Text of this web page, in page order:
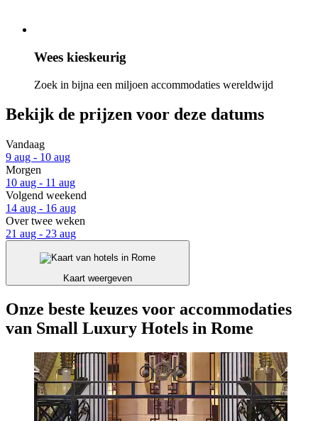
Wees kieskeurig
Zoek in bijna een miljoen accommodaties wereldwijd
Bekijk de prijzen voor deze datums
Vandaag
9 aug - 10 aug
Morgen
10 aug - 11 aug
Volgend weekend
14 aug - 16 aug
Over twee weken
21 aug - 23 aug
Kaart weergeven
Onze beste keuzes voor accommodaties
van Small Luxury Hotels in Rome